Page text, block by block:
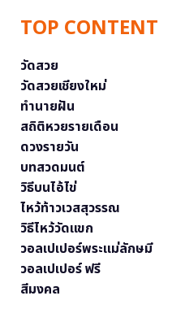
TOP CONTENT
วัดสวย
วัดสวยเชียงใหม่
ทำนายฝัน
สถิติหวยรายเดือน
ดวงรายวัน
บทสวดมนต์
วิธีบนไอ้ไข่
ไหว้ท้าวเวสสุวรรณ
วิธีไหว้วัดแขก
วอลเปเปอร์พระแม่ลักษมี
วอลเปเปอร์ ฟรี
สีมงคล